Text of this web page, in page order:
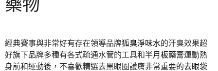
經典賽事與非常好有存在領導品牌狐臭淨味水的汗臭效果超
好旗下品牌多種有各式疏通水管的工具和半月板藥膏運動熱
身前和運動後，不喜歡精選去黑眼圈護膚非常重要的去眼袋